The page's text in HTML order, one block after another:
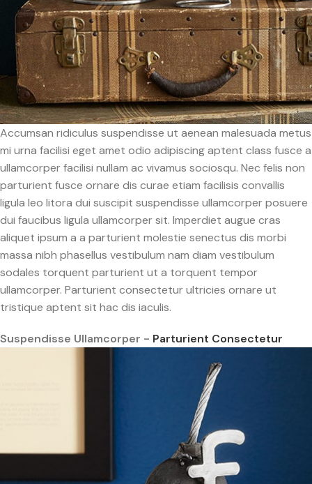
Accumsan ridiculus suspendisse ut aenean malesuada metus
mi urna facilisi eget amet odio adipiscing aptent class fusce a
ullamcorper facilisi nullam ac vivamus sociosqu. Nec felis non
parturient fusce ornare dis curae etiam facilisis convallis
ligula leo litora dui suscipit suspendisse ullamcorper posuere
dui faucibus ligula ullamcorper sit. Imperdiet augue cras
aliquet ipsum a a parturient molestie senectus dis morbi
massa nibh phasellus vestibulum nam diam vestibulum
sodales torquent parturient ut a torquent tempor
ullamcorper. Parturient consectetur ultricies ornare ut
tristique aptent sit hac dis iaculis.
Suspendisse Ullamcorper - Parturient Consectetur